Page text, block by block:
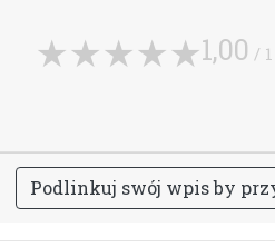
1,00 /
Podlinkuj swój wpisby prz